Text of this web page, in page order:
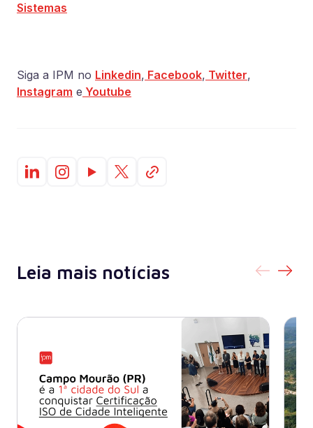
Sistemas
Siga a IPM no Linkedin, Facebook, Twitter,
Instagram e Youtube
Leia mais notícias